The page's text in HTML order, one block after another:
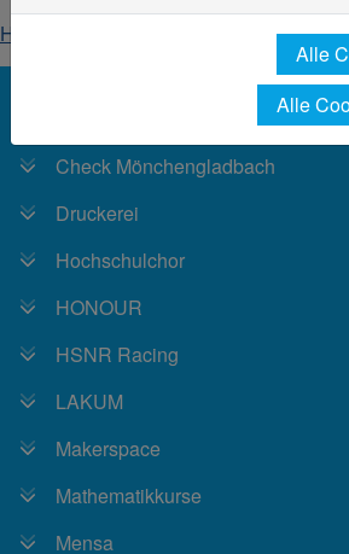
Home
Check Mönchengladbach
Druckerei
Hochschulchor
HONOUR
HSNR Racing
LAKUM
Makerspace
Mathematikkurse
Mensa
Alle
Alle